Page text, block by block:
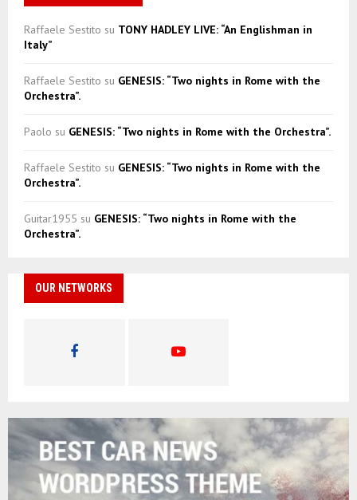
Raffaele Sestito su TONY HADLEY LIVE: “An Englishman in
Italy”
Raffaele Sestito su GENESIS: “Two nights in Rome with the
Orchestra”.
Paolo su GENESIS: “Two nights in Rome with the Orchestra”.
Raffaele Sestito su GENESIS: “Two nights in Rome with the
Orchestra”.
Guitar1955 su GENESIS: “Two nights in Rome with the
Orchestra”.
OUR NETWORKS